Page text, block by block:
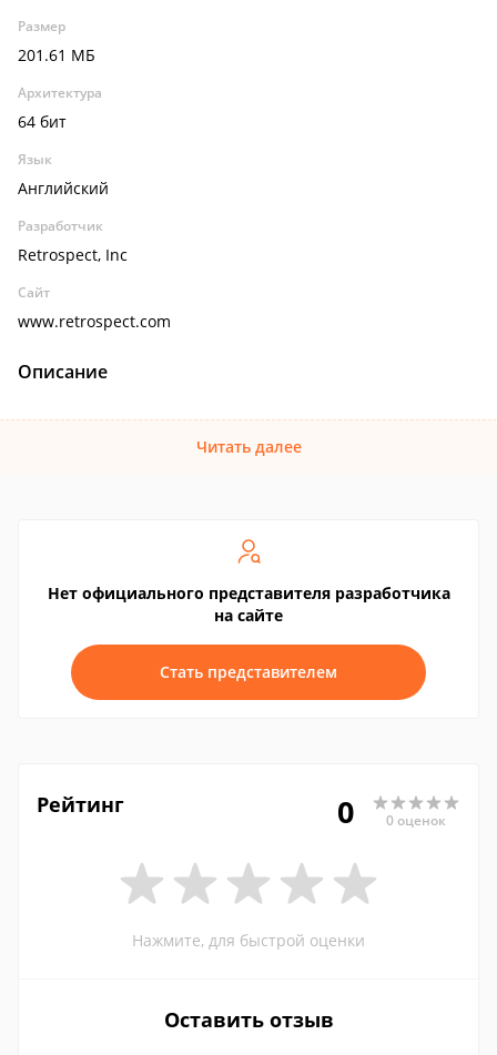
Размер
201.61 МБ
Архитектура
64 бит
Язык
Английский
Разработчик
Retrospect, Inc
Сайт
www.retrospect.com
Описание
Читать далее
Нет официального представителя разработчика
на сайте
Стать представителем
Рейтинг 0 0 оценок
Нажмите, для быстрой оценки
Оставить отзыв